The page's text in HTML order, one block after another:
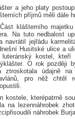
a jeho platy
příjmů měli dále
klášterního
Na tuto nedbalost
jejřádu
Husitské ulice a
kostel,
O rok později
ztroskotala údajně
pro něž chtěl
kterépatrně
na lezennáhrobek
náhrobek